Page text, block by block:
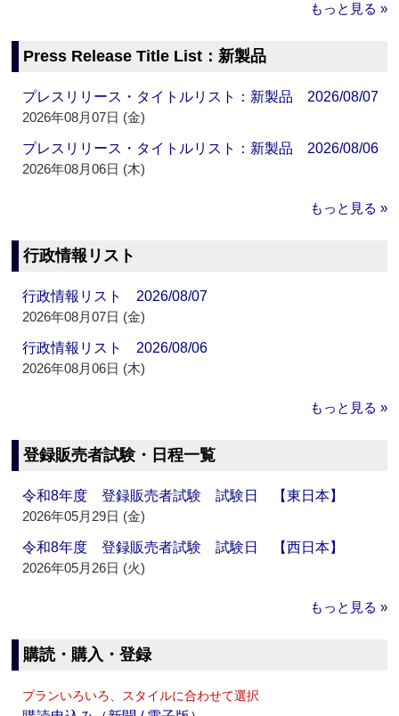
もっと見る »
Press Release Title List：新製品
プレスリリース・タイトルリスト：新製品 2026/08/07
2026年08月07日 (金)
プレスリリース・タイトルリスト：新製品 2026/08/06
2026年08月06日 (木)
もっと見る »
行政情報リスト
行政情報リスト 2026/08/07
2026年08月07日 (金)
行政情報リスト 2026/08/06
2026年08月06日 (木)
もっと見る »
登録販売者試験・日程一覧
令和8年度 登録販売者試験 試験日 【東日本】
2026年05月29日 (金)
令和8年度 登録販売者試験 試験日 【西日本】
2026年05月26日 (火)
もっと見る »
購読・購入・登録
プランいろいろ、スタイルに合わせて選択